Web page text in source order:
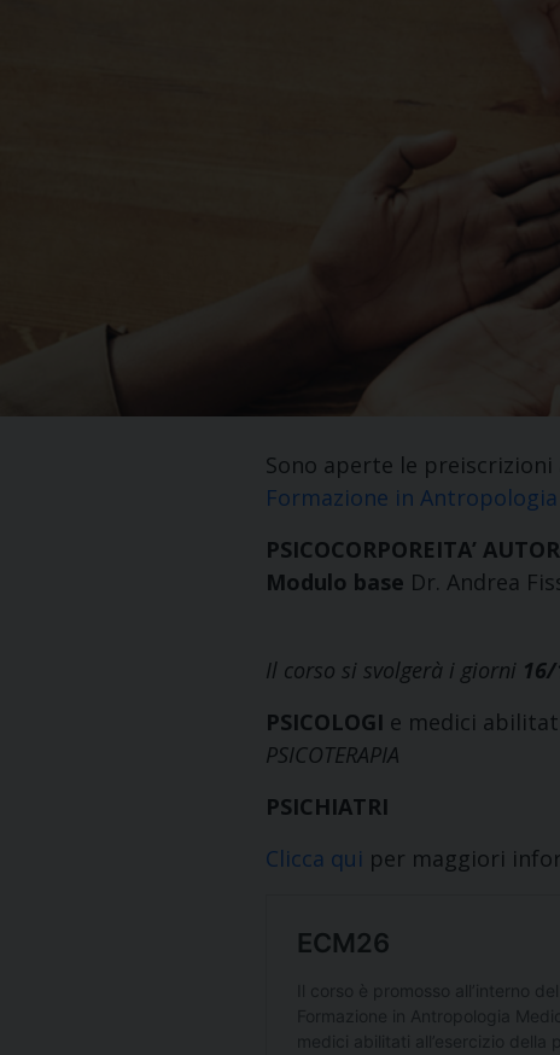
Sono aperte le
Formazione in Antropologia
PSICOCORPOREITA’
Modulo base Dr. Andrea
Il corso si svolgerà i giorni
PSICOLOGI e medici
PSICOTERAPIA
PSICHIATRI
Clicca qui per maggiori